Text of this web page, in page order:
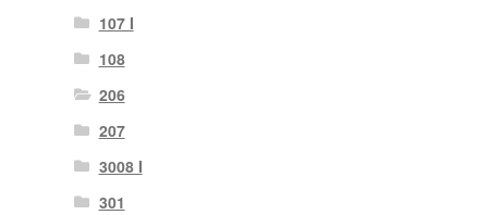
107 I
108
206
207
3008 I
301